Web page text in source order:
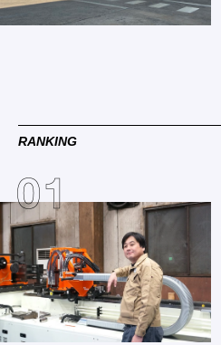
RANKING